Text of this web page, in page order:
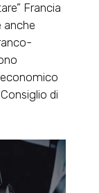
Francia
anche
di